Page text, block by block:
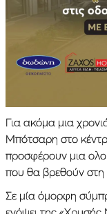
Για ακόμα μια
Μπότσαρη στο
προσφέρουν μια
που θα βρεθούν στη
Σε μία όμορφη